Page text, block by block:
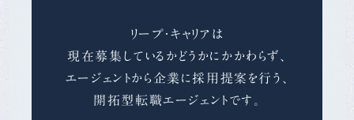
リープ・キャリアは
現在募集しているかどうかにかかわらず、
エージェントから企業に採用提案を行う、
開拓型転職エージェントです。